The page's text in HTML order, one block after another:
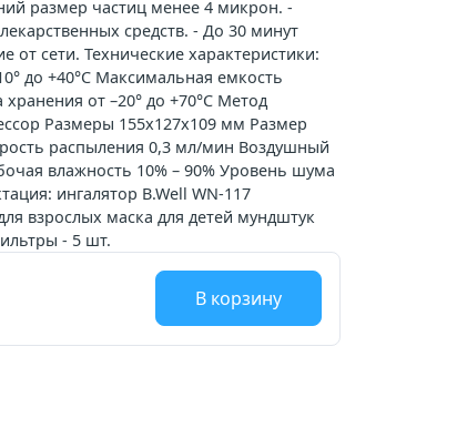
размер частиц менее 4 микрон. -
средств. - До 30 минут
сети. Технические характеристики:
до +40°С Максимальная емкость
от –20° до +70°С Метод
Размеры 155х127х109 мм Размер
распыления 0,3 мл/мин Воздушный
влажность 10% – 90% Уровень шума
ингалятор B.Well WN-117
взрослых маска для детей мундштук
- 5 шт.
В корзину